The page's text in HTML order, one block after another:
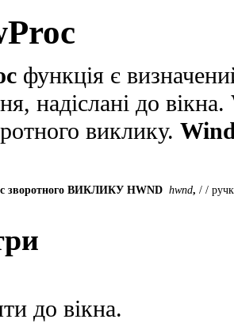
функція є
надіслані до вікна.
виклику.
зворотного ВИКЛИКУ HWND hwnd, / /
до вікна.